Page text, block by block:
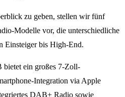
zu geben, stellen wir fünf
Modelle vor, die unterschiedliche
Einsteiger bis High-End.
ein großes 7-Zoll-
Integration via Apple
DAB+ Radio sowie